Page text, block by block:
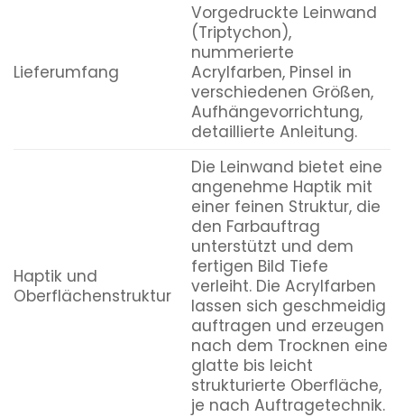
Lieferumfang
Vorgedruckte Leinwand
(Triptychon),
nummerierte
Acrylfarben, Pinsel in
verschiedenen Größen,
Aufhängevorrichtung,
detaillierte Anleitung.
Haptik und
Oberflächenstruktur
Die Leinwand bietet eine
angenehme Haptik mit
einer feinen Struktur, die
den Farbauftrag
unterstützt und dem
fertigen Bild Tiefe
verleiht. Die Acrylfarben
lassen sich geschmeidig
auftragen und erzeugen
nach dem Trocknen eine
glatte bis leicht
strukturierte Oberfläche,
je nach Auftragetechnik.